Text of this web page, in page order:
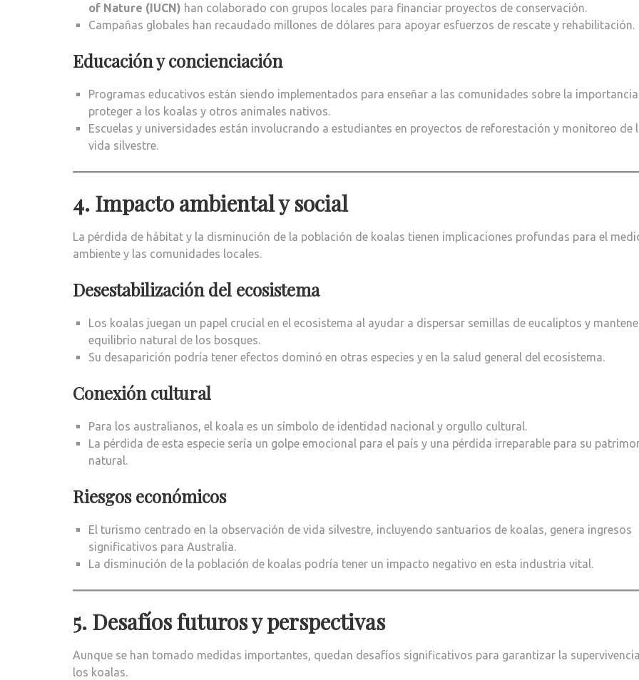
of Nature (IUCN) han colaborado con grupos locales para financiar proyectos de conservación.
Campañas globales han recaudado millones de dólares para apoyar esfuerzos de rescate y rehabilitación.
Educación y concienciación
Programas educativos están siendo implementados para enseñar a las comunidades sobre la
proteger a los koalas y otros animales nativos.
Escuelas y universidades están involucrando a estudiantes en proyectos de reforestación y monitoreo de
vida silvestre.
4. Impacto ambiental y social
La pérdida de hábitat y la disminución de la población de koalas tienen implicaciones profundas para el
ambiente y las comunidades locales.
Desestabilización del ecosistema
Los koalas juegan un papel crucial en el ecosistema al ayudar a dispersar semillas de eucaliptos y
equilibrio natural de los bosques.
Su desaparición podría tener efectos dominó en otras especies y en la salud general del ecosistema.
Conexión cultural
Para los australianos, el koala es un símbolo de identidad nacional y orgullo cultural.
La pérdida de esta especie sería un golpe emocional para el país y una pérdida irreparable para su
natural.
Riesgos económicos
El turismo centrado en la observación de vida silvestre, incluyendo santuarios de koalas, genera ingresos
significativos para Australia.
La disminución de la población de koalas podría tener un impacto negativo en esta industria vital.
5. Desafíos futuros y perspectivas
Aunque se han tomado medidas importantes, quedan desafíos significativos para garantizar la
los koalas.